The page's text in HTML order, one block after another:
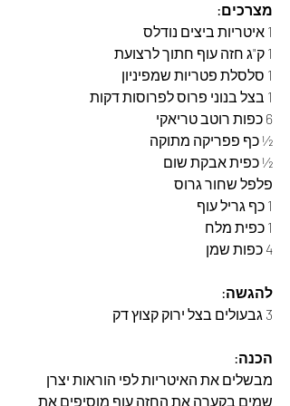
מצרכים:
1 איטריות ביצים נודלס
1 ק"ג חזה עוף חתוך לרצועת
1 סלסלת פטריות שמפיניון
1 בצל בנוני פרוס לפרוסות דקות
6 כפות רוטב טריאקי
½ כף פפריקה מתוקה
½ כפית אבקת שום
פלפל שחור גרוס
1 כף גריל עוף
1 כפית מלח
4 כפות שמן
להגשה:
3 גבעולים בצל ירוק קצוץ דק
הכנה:
מבשלים את האיטריות לפי הוראות יצרן
שמים בקערה את החזה עוף מוסיפים את